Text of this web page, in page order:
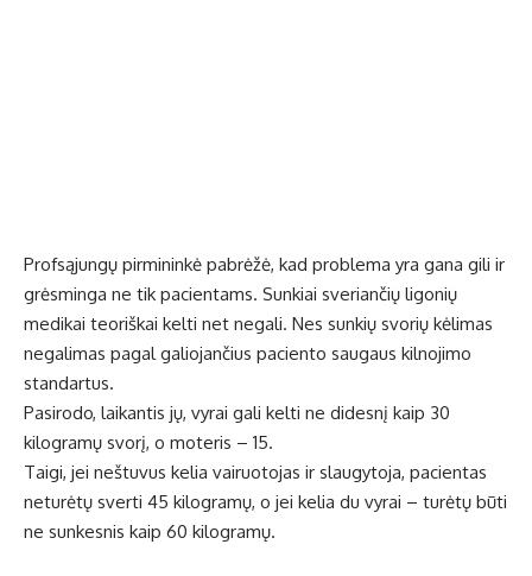
Profsąjungų pirmininkė pabrėžė, kad problema yra gana gili ir
grėsminga ne tik pacientams. Sunkiai sveriančių ligonių
medikai teoriškai kelti net negali. Nes sunkių svorių kėlimas
negalimas pagal galiojančius paciento saugaus kilnojimo
standartus.
Pasirodo, laikantis jų, vyrai gali kelti ne didesnį kaip 30
kilogramų svorį, o moteris – 15.
Taigi, jei neštuvus kelia vairuotojas ir slaugytoja, pacientas
neturėtų sverti 45 kilogramų, o jei kelia du vyrai – turėtų būti
ne sunkesnis kaip 60 kilogramų.